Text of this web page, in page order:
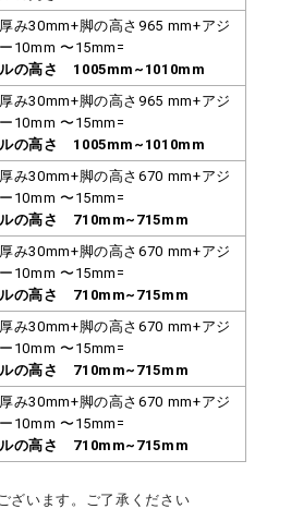
み30mm+脚の高さ965 mm+アジ
10mm 〜15mm=
の高さ 1005mm~1010mm
み30mm+脚の高さ965 mm+アジ
10mm 〜15mm=
の高さ 1005mm~1010mm
み30mm+脚の高さ670 mm+アジ
10mm 〜15mm=
の高さ 710mm~715mm
み30mm+脚の高さ670 mm+アジ
10mm 〜15mm=
の高さ 710mm~715mm
み30mm+脚の高さ670 mm+アジ
10mm 〜15mm=
の高さ 710mm~715mm
み30mm+脚の高さ670 mm+アジ
10mm 〜15mm=
の高さ 710mm~715mm
ざいます。ご了承ください